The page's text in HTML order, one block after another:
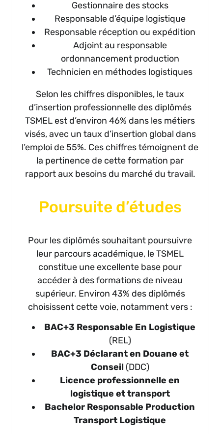
Gestionnaire des stocks
Responsable d’équipe logistique
Responsable réception ou expédition
Adjoint au responsable
ordonnancement production
Technicien en méthodes logistiques
Selon les chiffres disponibles, le taux
d’insertion professionnelle des diplômés
TSMEL est d’environ 46% dans les métiers
visés, avec un taux d’insertion global dans
l’emploi de 55%. Ces chiffres témoignent de
la pertinence de cette formation par
rapport aux besoins du marché du travail.
Poursuite d’études
Pour les diplômés souhaitant poursuivre
leur parcours académique, le TSMEL
constitue une excellente base pour
accéder à des formations de niveau
supérieur. Environ 43% des diplômés
choisissent cette voie, notamment vers :
BAC+3 Responsable En Logistique
(REL)
BAC+3 Déclarant en Douane et
Conseil (DDC)
Licence professionnelle en
logistique et transport
Bachelor Responsable Production
Transport Logistique